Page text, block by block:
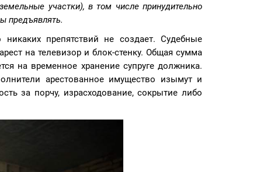
участки), в том числе принудительно
предъявлять.
препятствий не создает. Судебные
на телевизор и блок-стенку. Общая сумма
на временное хранение супруге должника.
арестованное имущество изымут и
за порчу, израсходование, сокрытие либо